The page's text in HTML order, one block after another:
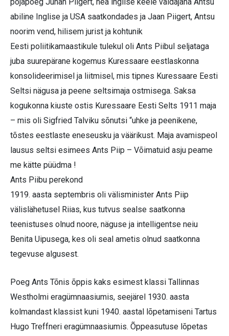
pojapoeg Juhan Piigert, hea inglise keele valdajana Antsu
abiline Inglise ja USA saatkondades ja Jaan Piigert, Antsu
noorim vend, hilisem jurist ja kohtunik
Eesti poliitikamaastikule tulekul oli Ants Piibul seljataga
juba suurepärane kogemus Kuressaare eestlaskonna
konsolideerimisel ja liitmisel, mis tipnes Kuressaare Eesti
Seltsi nägusa ja peene seltsimaja ostmisega. Saksa
kogukonna kiuste ostis Kuressaare Eesti Selts 1911 maja
– mis oli Sigfried Talviku sõnutsi “uhke ja peenikene,
tõstes eestlaste eneseusku ja väärikust. Maja avamispeol
lausus seltsi esimees Ants Piip – Võimatuid asju peame
me kätte püüdma !
Ants Piibu perekond
1919. aasta septembris oli välisminister Ants Piip
välislähetusel Riias, kus tutvus sealse saatkonna
teenistuses olnud noore, näguse ja intelligentse neiu
Benita Uipusega, kes oli seal ametis olnud saatkonna
tegevuse algusest.
Poeg Ants Tõnis õppis kaks esimest klassi Tallinnas
Westholmi eragümnaasiumis, seejärel 1930. aasta
kolmandast klassist kuni 1940. aastal lõpetamiseni Tartus
Hugo Treffneri eragümnaasiumis. Õppeasutuse lõpetas